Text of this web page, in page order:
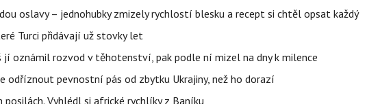
oslavy – jednohubky zmizely rychlostí blesku a recept si chtěl opsat každý
Turci přidávají už stovky let
jí oznámil rozvod v těhotenství, pak podle ní mizel na dny k milence
odříznout pevnostní pás od zbytku Ukrajiny, než ho dorazí
Vyhlédl si africké rychlíky z Baníku